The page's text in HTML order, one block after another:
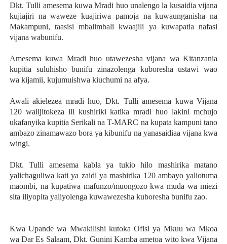
Dkt. Tulli amesema kuwa Mradi huo unalengo la kusaidia vijana
kujiajiri na waweze kuajiriwa pamoja na kuwaunganisha na
Makampuni, taasisi mbalimbali kwaajili ya kuwapatia nafasi
vijana wabunifu.
Amesema kuwa Mradi huo utawezesha vijana wa Kitanzania
kupitia suluhisho bunifu zinazolenga kuboresha ustawi wao
wa kijamii, kujumuishwa kiuchumi na afya.
Awali akielezea mradi huo, Dkt. Tulli amesema kuwa Vijana
120 walijitokeza ili kushiriki katika mradi huo lakini mchujo
ukafanyika kupitia Serikali na T-MARC na kupata kampuni tano
ambazo zinamawazo bora ya kibunifu na yanasaidiaa vijana kwa
wingi.
Dkt. Tulli amesema kabla ya tukio hilo mashirika matano
yalichaguliwa kati ya zaidi ya mashirika 120 ambayo yaliotuma
maombi, na kupatiwa mafunzo/muongozo kwa muda wa miezi
sita iliyopita yaliyolenga kuwawezesha kuboresha bunifu zao.
Kwa Upande wa Mwakilishi kutoka Ofisi ya Mkuu wa Mkoa
wa Dar Es Salaam, Dkt. Gunini Kamba ametoa wito kwa Vijana